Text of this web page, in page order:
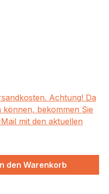
Achtung! Da
können, bekommen Sie
mit den aktuellen
den
den Warenkorb